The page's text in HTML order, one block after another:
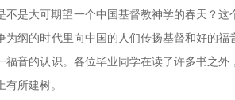
不是大可期望一个中国基督教神学的春天？
为纲的时代里向中国的人们传扬基督和好的
福音的认识。各位毕业同学在读了许多书之
所建树。